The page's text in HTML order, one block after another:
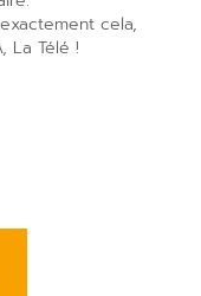
cela,
La Télé !